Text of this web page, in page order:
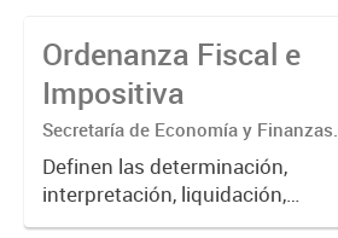
Ordenanza Fiscal e
Impositiva
Secretaría de Economía y Finanzas.
Definen las determinación,
interpretación, liquidación,
fiscalización, pago, exenciones,